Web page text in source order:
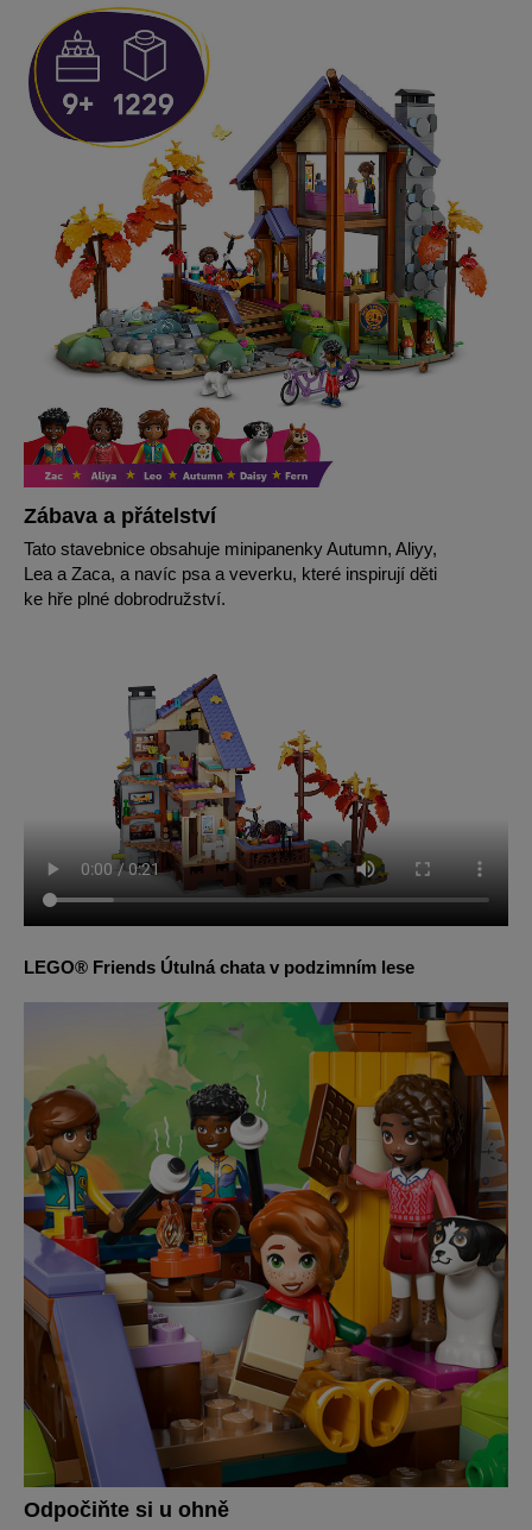
Zábava a přátelství
Tato stavebnice obsahuje minipanenky Autumn, Aliyy,
Lea a Zaca, a navíc psa a veverku, které inspirují děti
ke hře plné dobrodružství.
LEGO® Friends Útulná chata v podzimním lese
Odpočiňte si u ohně